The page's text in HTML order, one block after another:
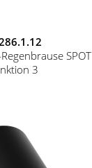
SPOT
3